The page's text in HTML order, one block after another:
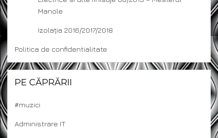
Manole
Izolația 2016/2017/2018
Politica de confidentialitate
PE CĂPRĂRII
#muzici
Administrare IT